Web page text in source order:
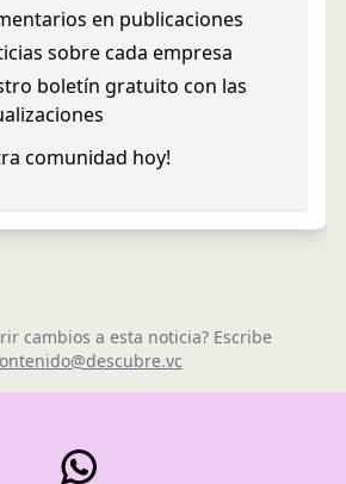
en publicaciones
sobre cada empresa
boletín gratuito con las
comunidad hoy!
cambios a esta noticia? Escribe